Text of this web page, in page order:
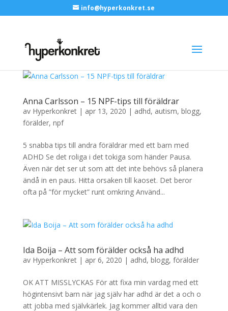
info@hyperkonkret.se
Anna Carlsson – 15 NPF-tips till föräldrar
av Hyperkonkret| apr 13, 2020 | adhd, autism, blogg,
förälder, npf
5 snabba tips till andra föräldrar med ett barn med
ADHD Se det roliga i det tokiga som händer Pausa.
Även när det ser ut som att det inte behövs så planera
ändå in en paus. Hitta orsaken till kaoset. Det beror
ofta på ”för mycket” runt omkring Använd...
Ida Boija – Att som förälder också ha adhd
av Hyperkonkret| apr 6, 2020 | adhd, blogg, förälder
OK ATT MISSLYCKAS För att fixa min vardag med ett
högintensivt barn när jag själv har adhd är det a och o
att jobba med självkärlek. Jag kommer alltid vara den